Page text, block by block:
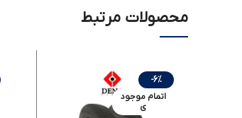
محصولات مرتبط
-6%
اتمام موجود
ی